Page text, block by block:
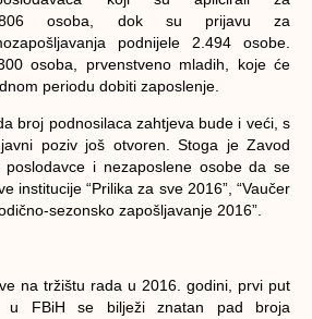
5.806 osoba, dok su prijavu za
podnijele 2.494 osobe.
osoba, prvenstveno mladih, koje će
periodu dobiti zaposlenje.
broj podnosilaca zahtjeva bude i veći, s
poziv još otvoren. Stoga je Zavod
poslodavce i nezaposlene osobe da se
institucije “Prilika za sve 2016”, “Vaučer
sezonsko zapošljavanje 2016”.
na tržištu rada u 2016. godini, prvi put
u FBiH se bilježi znatan pad broja